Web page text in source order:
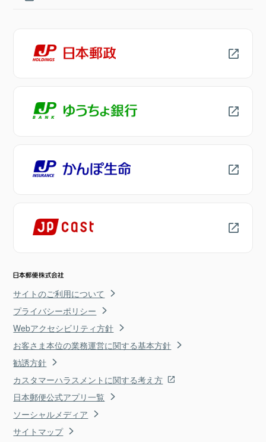
サイトのご利用について
プライバシーポリシー
Webアクセシビリティ方針
お客さま本位の業務運営に関する基本方針
勧誘方針
カスタマーハラスメントに関する考え方
日本郵便公式アプリ一覧
ソーシャルメディア
サイトマップ